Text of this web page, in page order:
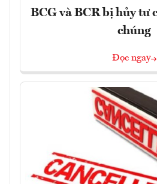
BCG và BCR bị hủy tư
chúng
Đọc ngay